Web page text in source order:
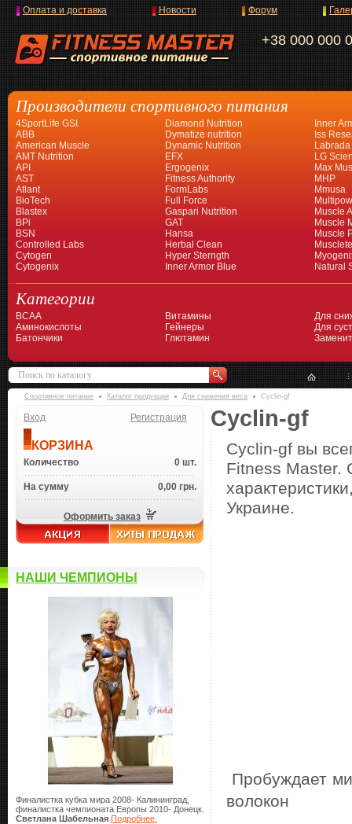
+38 000 000
Оплата и доставка Новости Форум
Производители спортивного питания
4SportLife GSI
ABB
American Muscle
AMT Nutrition
API
AST
Atlant
BioTech
Blastex
BPi
BSN
Controlled Labs
Cytogen
Cytogenix
Diamond Nutrition
Dymatize nutrition
Dynamic Nutrition
EFX
Ergogenix
Fitness Authority
FormLabs
Full Force
Gaspari Nutrition
GAT
Hansa
Herbal Clean
Hyper Sterngth
Inner Armor Blue
Inner
Iss
Labrada
LG
Max
MHP
Mmusa
Muscle
Muscle
Muscle
Natural
Категории
BCAA
Аминокислоты
Батончики
Витамины
Гейнеры
Глютамин
Для
Для
Спортивное питание Каталог продукции Для снижения веса Cyclin-gf
Вход Регистрация
КОРЗИНА
Количество 0 шт.
На сумму 0,00 грн.
Оформить заказ
НАШИ ЧЕМПИОНЫ
Финалистка кубка мира 2008- Калининград,
финалистка чемпионата Европы 2010- Донецк.
Светлана Шабельная Подробнее.
Cyclin-gf
Cyclin-gf вы
Fitness Master.
Украине.
Пробуждает
волокон